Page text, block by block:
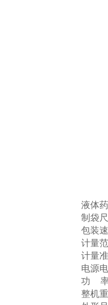
液体
制袋
包装
计量
计量
电源
功 率:
整机